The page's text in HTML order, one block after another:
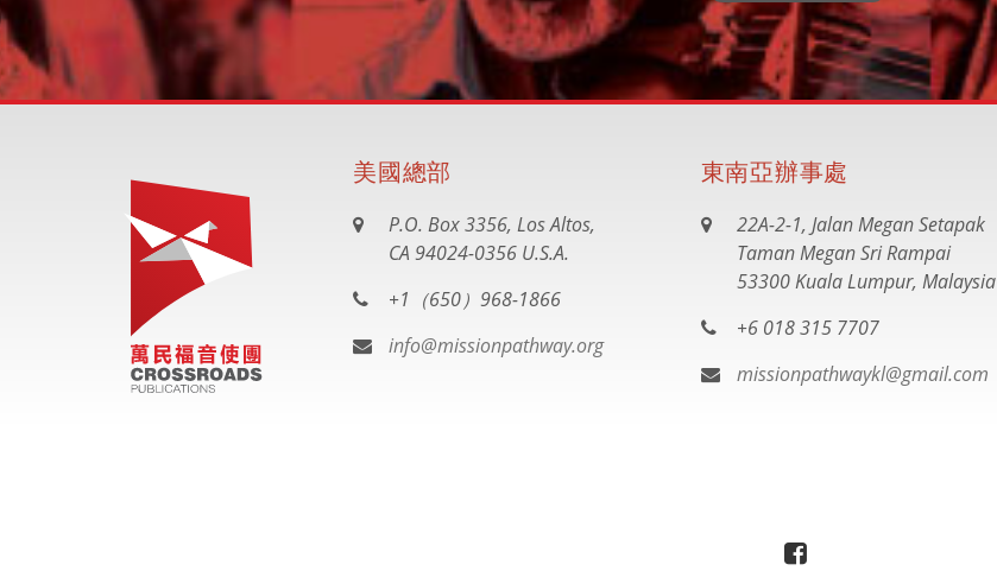
美國總部
P.O. Box 3356, Los Altos,
CA 94024-0356 U.S.A.
+1（650）968-1866
info@missionpathway.org
東南亞辦事處
22A-2-1, Jalan Megan Setapak
Taman Megan Sri Rampai
53300 Kuala Lumpur, Malaysia
+6 018 315 7707
missionpathwaykl@gmail.com